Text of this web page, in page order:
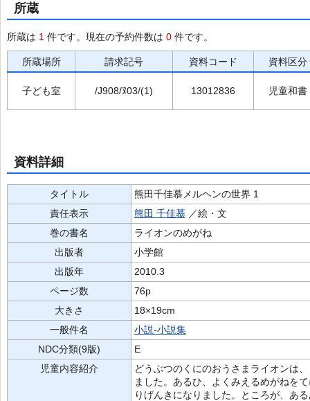
所蔵
所蔵は 1 件です。現在の予約件数は 0 件です。
所蔵場所 請求記号 資料コード 資料区分
子ども室 /J908/ﾇ03/(1) 13012836 児童和書
資料詳細
タイトル
熊田千佳慕メルヘンの世界 1
責任表示
熊田 千佳慕 ／絵・文
巻の書名
ライオンのめがね
出版者
小学館
出版年
2010.3
ページ数
76p
大きさ
18×19cm
一般件名
小説-小説集
NDC分類(9版)
E
児童内容紹介
どうぶつのくにのおうさまライオンは
ました。あるひ、よくみえるめがねを
りげんきになりました。ところが、あ